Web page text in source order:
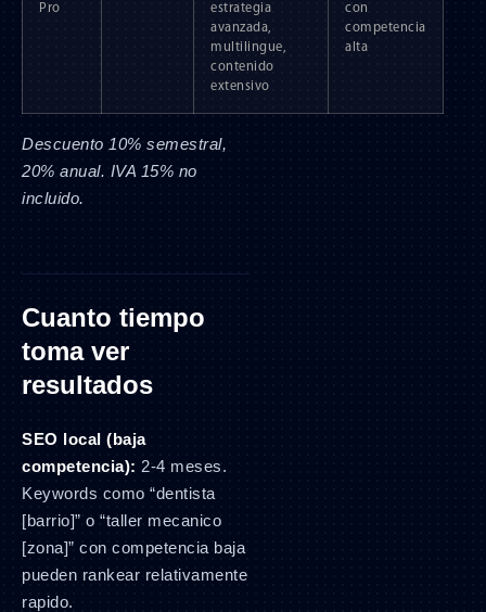
Pro
estrategia
avanzada,
multilingue,
contenido
extensivo
con
competencia
alta
Descuento 10% semestral,
20% anual. IVA 15% no
incluido.
Cuanto tiempo
toma ver
resultados
SEO local (baja
competencia): 2-4 meses.
Keywords como “dentista
[barrio]” o “taller mecanico
[zona]” con competencia baja
pueden rankear relativamente
rapido.